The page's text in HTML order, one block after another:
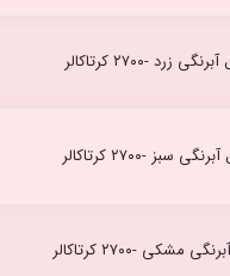
زرد -۲۷۰۰ کرتاکالر
سبز -۲۷۰۰ کرتاکالر
مشکی -۲۷۰۰ کرتاکالر